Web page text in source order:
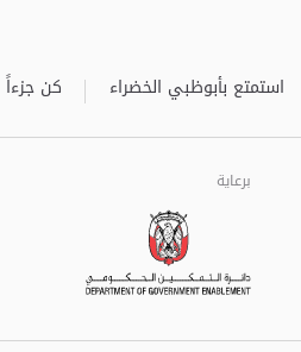
استمتع بأبوظبي الخضراء كن جزءاً
برعاية